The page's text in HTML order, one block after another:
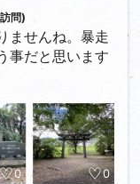
では有りませ
ん。ですが全体
います。到着し
塁上に植えられ
でも倒れない
だったのでしょ
問)
ませんね。暴走
事だと思います
は想像出来ま
ルトラマンも好
訪問しました。
0 0